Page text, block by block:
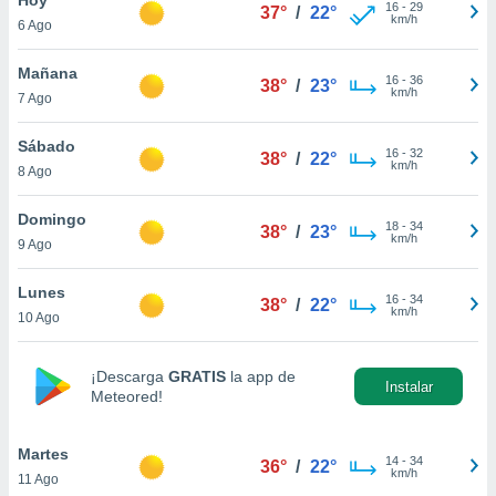
y
en
más
de
cookies
aceptar
6 Ago
37° / 22° 16- 29
km/h
Mañana
7 Ago
38° / 23° 16- 36
km/h
Sábado
8 Ago
38° / 22° 16- 32
km/h
Domingo
9 Ago
38° / 23° 18- 34
km/h
Lunes
10 Ago
38° / 22° 16- 34
km/h
¡Descarga GRATIS la app de
Meteored!
Instalar
Martes
11 Ago
36° / 22° 14- 34
km/h